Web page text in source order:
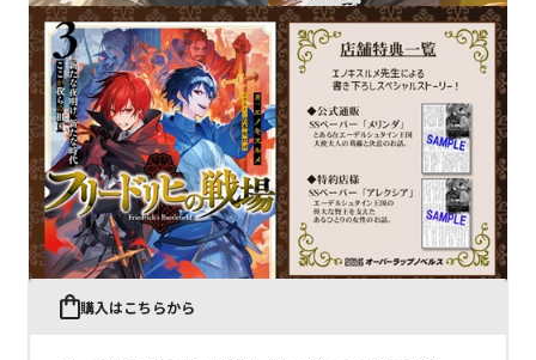
購入はこちらから